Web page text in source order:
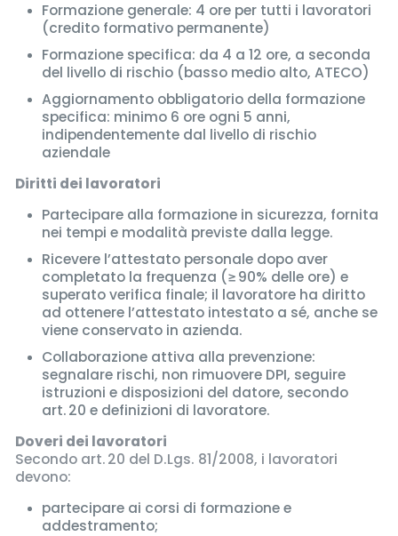
Formazione generale: 4 ore per tutti i lavoratori
(credito formativo permanente)
Formazione specifica: da 4 a 12 ore, a seconda
del livello di rischio (basso medio alto, ATECO)
Aggiornamento obbligatorio della formazione
specifica: minimo 6 ore ogni 5 anni,
indipendentemente dal livello di rischio
aziendale
Diritti dei lavoratori
Partecipare alla formazione in sicurezza, fornita
nei tempi e modalità previste dalla legge.
Ricevere l’attestato personale dopo aver
completato la frequenza (≥ 90% delle ore) e
superato verifica finale; il lavoratore ha diritto
ad ottenere l’attestato intestato a sé, anche se
viene conservato in azienda.
Collaborazione attiva alla prevenzione:
segnalare rischi, non rimuovere DPI, seguire
istruzioni e disposizioni del datore, secondo
art. 20 e definizioni di lavoratore.
Doveri dei lavoratori
Secondo art. 20 del D.Lgs. 81/2008, i lavoratori
devono:
partecipare ai corsi di formazione e
addestramento;